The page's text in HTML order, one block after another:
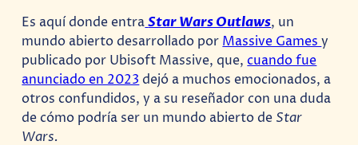
Es aquí donde entraStar Wars Outlaws, un
mundo abierto desarrollado por Massive Gamesy
publicado por Ubisoft Massive, que,cuando fue
anunciado en 2023 dejó a muchos emocionados, a
otros confundidos, y a su reseñador con una duda
de cómo podría ser un mundo abierto de Star
Wars.